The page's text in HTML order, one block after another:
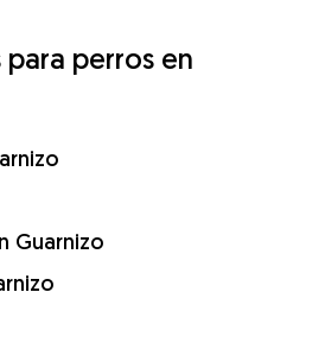
perros en
Guarnizo